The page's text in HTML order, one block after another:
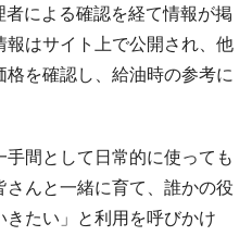
による確認を経て情報が掲
はサイト上で公開され、他
を確認し、給油時の参考に
間として日常的に使っても
んと一緒に育て、誰かの役
たい」と利用を呼びかけ